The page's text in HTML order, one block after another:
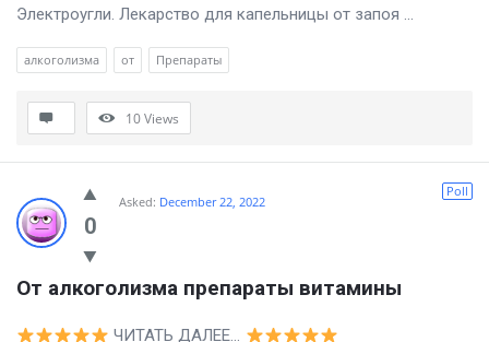
Электроугли. Лекарство для капельницы от запоя ...
алкоголизма от Препараты
10Views
0
Poll
Asked: December 22, 2022
От алкоголизма препараты витамины
ЧИТАТЬ ДАЛЕЕ…